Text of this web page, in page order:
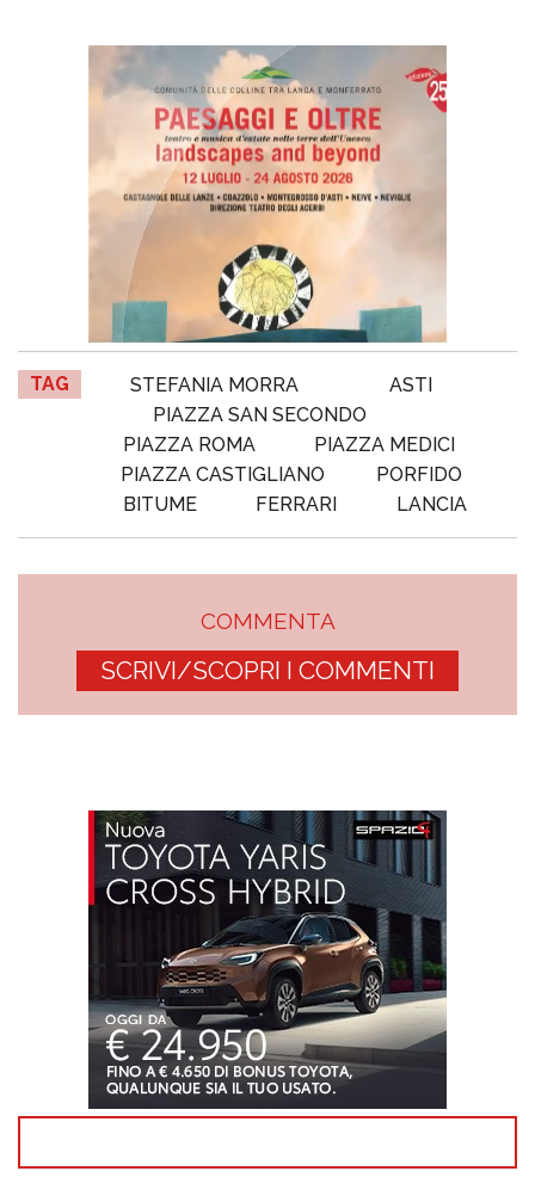
TAG STEFANIA MORRA
ASTI
PIAZZA SAN SECONDO
PIAZZA ROMA
PIAZZA MEDICI
PIAZZA CASTIGLIANO
PORFIDO
BITUME
FERRARI LANCIA
COMMENTA
SCRIVI/SCOPRI I COMMENTI